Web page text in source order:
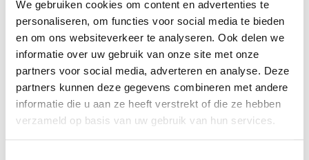
We gebruiken cookies om content en advertenties te
personaliseren, om functies voor social media te bieden
en om ons websiteverkeer te analyseren. Ook delen we
informatie over uw gebruik van onze site met onze
partners voor social media, adverteren en analyse. Deze
partners kunnen deze gegevens combineren met andere
informatie die u aan ze heeft verstrekt of die ze hebben
verzameld op basis van uw gebruik van hun services.
Vragen?
Wij staan u graag te woord via de telefoon.
073-8000266